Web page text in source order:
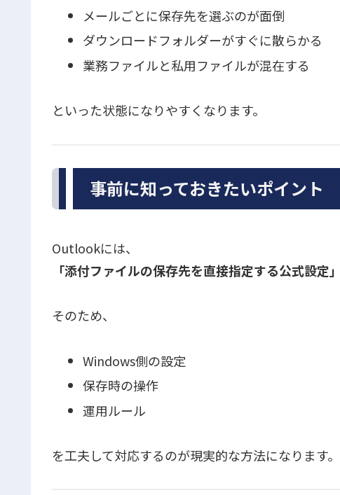
メールごとに保存先を選ぶのが面倒
ダウンロードフォルダーがすぐに散らかる
業務ファイルと私用ファイルが混在する
といった状態になりやすくなります。
事前に知っておきたいポイント
Outlookには、
「添付ファイルの保存先を直接指定する公式設定」
そのため、
Windows側の設定
保存時の操作
運用ルール
を工夫して対応するのが現実的な方法になります。